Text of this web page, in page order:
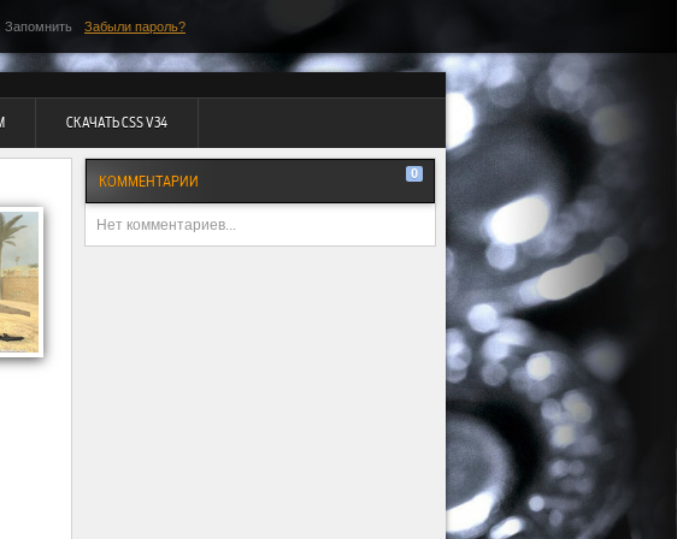
Запомнить Забыли пароль?
СКАЧАТЬ CSS V34
КОММЕНТАРИИ 0
Нет комментариев...